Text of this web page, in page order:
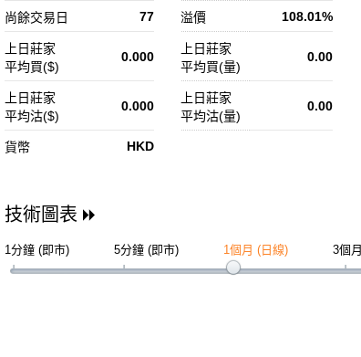
尚餘交易日 77 溢價 108.01%
上日莊家
平均買($)
0.000
上日莊家
平均買(量)
0.00
上日莊家
平均沽($)
0.000
上日莊家
平均沽(量)
0.00
貨幣 HKD
技術圖表
1分鐘 (即市) 5分鐘 (即市) 1個月 (日線) 3個